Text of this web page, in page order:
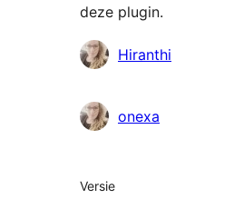
deze plugin.
Bijdragers
Hiranthi
onexa
Meta
Versie